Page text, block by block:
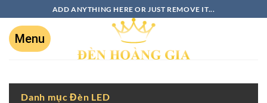
ADD ANYTHING HERE OR JUST REMOVE IT...
Danh mục Đèn LED